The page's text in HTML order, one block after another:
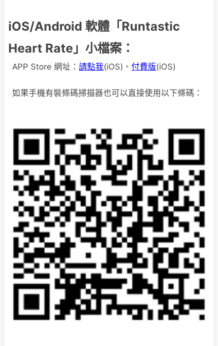
iOS/Android 軟體「Runtastic
Heart Rate」小檔案：
APP Store 網址： 請點我(iOS)、 付費版(iOS)
如果手機有裝條碼掃描器也可以直接使用以下條碼：